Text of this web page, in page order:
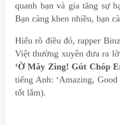
quanh bạn và gia tăng sự
Bạn càng khen nhiều, bạn
Hiểu rõ điều đó, rapper
Việt thường xuyên đưa ra
‘Ờ Mây Zing! Gút Chóp
tiếng Anh: ‘Amazing,
tốt lắm).